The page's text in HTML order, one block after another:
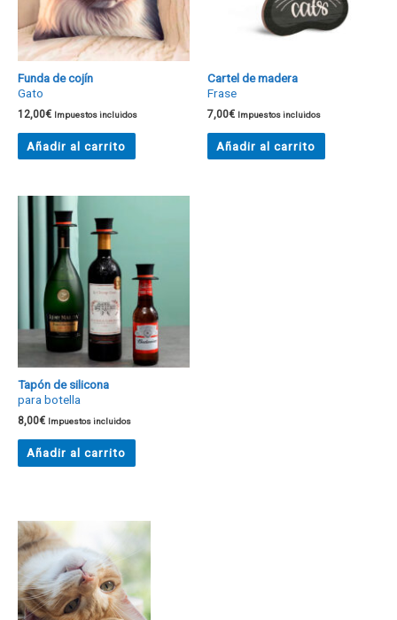
Funda de cojín
Gato
12,00€ Impuestos incluidos
Añadir al carrito
Cartel de madera
Frase
7,00€ Impuestos incluidos
Añadir al carrito
Tapón de silicona
para botella
8,00€ Impuestos incluidos
Añadir al carrito